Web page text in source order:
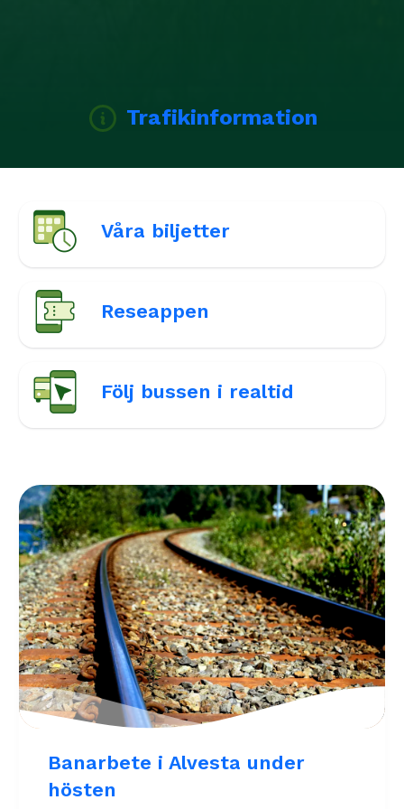
Trafikinformation
Våra biljetter
Reseappen
Följ bussen i realtid
Banarbete i Alvesta under
hösten